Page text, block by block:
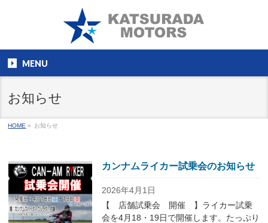
MENU
お知らせ
HOME » お知らせ
カンナムライカー試乗会のお知らせ
2026年4月1日
【 店舗試乗会 開催 】ライカー試乗
会を4月18・19日で開催します。たっぷり